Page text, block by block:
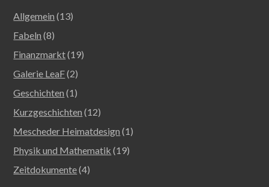
Allgemein (13)
Fabeln (8)
Finanzmarkt(19)
Galerie LeaF(2)
Geschichten (1)
Kurzgeschichten (12)
Mescheder Heimatdesign (1)
Physik und Mathematik (19)
Zeitdokumente(4)